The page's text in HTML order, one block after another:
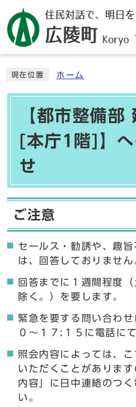
現在位置 ホーム
【都市整備部
[本庁1階]】
せ
ご注意
セールス・勧誘や、趣
は、回答しておりません
回答までに１週間程度
除く。）を要します。
緊急を要する問い合わ
０〜１７:１５に電話に
照会内容によっては、
いただくことがありま
内容」に日中連絡のつ
い。